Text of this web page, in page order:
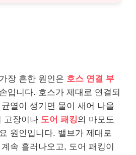
장 흔한 원인은 호스 연결 부
입니다. 호스가 제대로 연결되
열이 생기면 물이 새어 나올
고장이나 도어 패킹의 마모도
원인입니다. 밸브가 제대로
속 흘러나오고, 도어 패킹이